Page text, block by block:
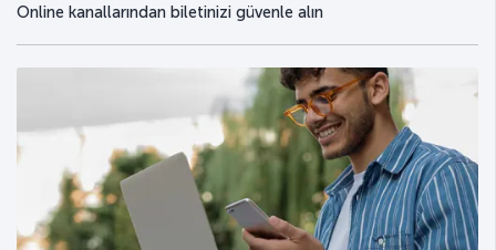
Online kanallarından biletinizi güvenle alın